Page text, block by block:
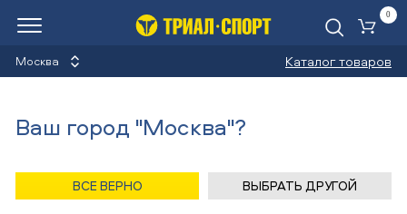
Москва Каталог товаров
0
Подпишись на новости!
Ваш город "Москва"?
ВСЕ ВЕРНО ВЫБРАТЬ ДРУГОЙ